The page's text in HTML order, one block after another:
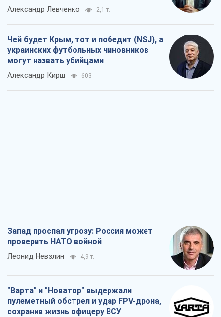
Александр Левченко 2,1 т.
Чей будет Крым, тот и победит (NSJ), а
украинских футбольных чиновников
могут назвать убийцами
Александр Кирш 603
Запад проспал угрозу: Россия может
проверить НАТО войной
Леонид Невзлин 4,9 т.
"Варта" и "Новатор" выдержали
пулеметный обстрел и удар FPV-дрона,
сохранив жизнь офицеру ВСУ